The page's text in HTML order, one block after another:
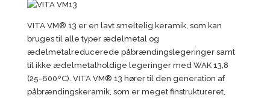
VITA VM® 13 er en lavt smeltelig keramik, som kan
bruges til alle typer ædelmetal og
ædelmetalreducerede påbrændingslegeringer samt
til ikke ædelmetalholdige legeringer med WAK 13,8
(25-600ºC). VITA VM® 13 hører til den generation af
påbrændingskeramik, som er meget finstruktureret,